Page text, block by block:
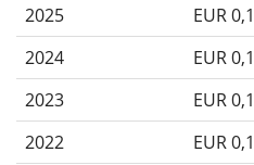
2025
EUR
2024
EUR
2023
EUR
2022
EUR